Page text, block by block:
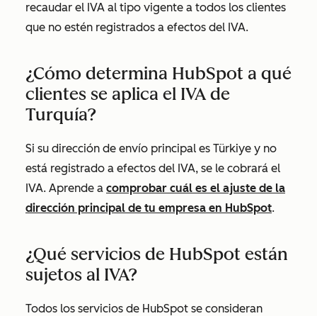
recaudar el IVA al tipo vigente a todos los clientes
que no estén registrados a efectos del IVA.
¿Cómo determina HubSpot a qué
clientes se aplica el IVA de
Turquía?
Si su dirección de envío principal es Türkiye y no
está registrado a efectos del IVA, se le cobrará el
IVA. Aprende a comprobar cuál es el ajuste de la
dirección principal de tu empresa en HubSpot.
¿Qué servicios de HubSpot están
sujetos al IVA?
Todos los servicios de HubSpot se consideran